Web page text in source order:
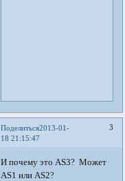
Поделиться 3
2013-01-
18 21:15:47
И почему это AS3? Может
AS1 или AS2?